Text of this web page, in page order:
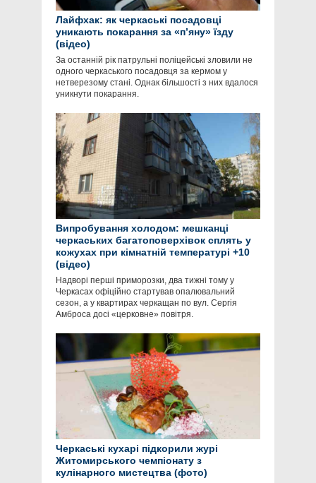
Лайфхак: як черкаські посадовці
уникають покарання за «п’яну» їзду
(відео)
За останній рік патрульні поліцейські зловили не
одного черкаського посадовця за кермом у
нетверезому стані. Однак більшості з них вдалося
уникнути покарання.
Випробування холодом: мешканці
черкаських багатоповерхівок сплять у
кожухах при кімнатній температурі +10
(відео)
Надворі перші приморозки, два тижні тому у
Черкасах офіційно стартував опалювальний
сезон, а у квартирах черкащан по вул. Сергія
Амброса досі «церковне» повітря.
Черкаські кухарі підкорили журі
Житомирського чемпіонату з
кулінарного мистецтва (фото)